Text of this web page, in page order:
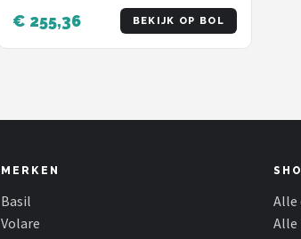
€ 255,36 BEKIJK OP BOL
MERKEN
Basil
Volare
Alle
Alle